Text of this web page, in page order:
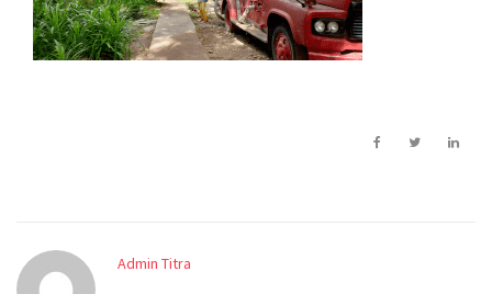
Admin Titra